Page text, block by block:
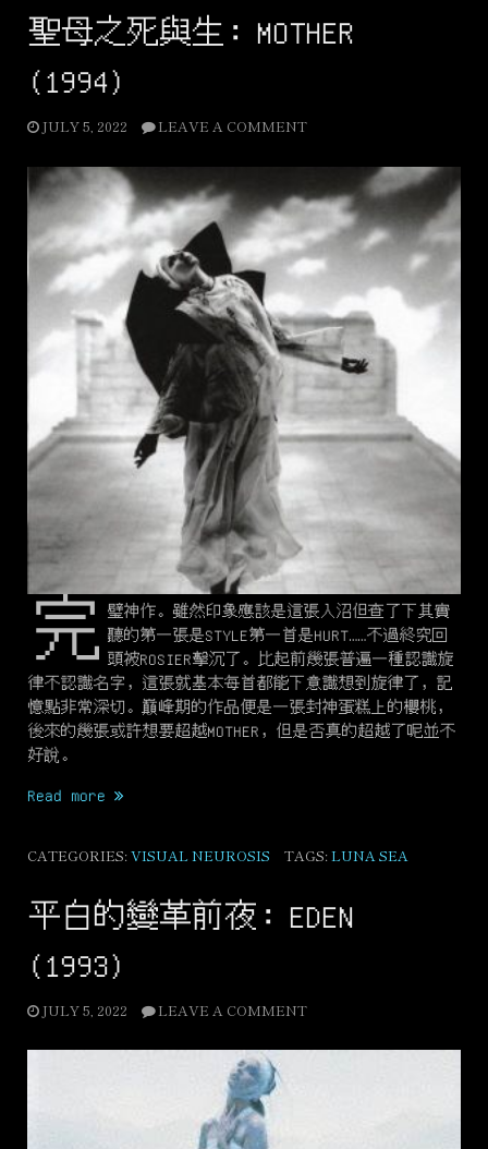
STYLE
聖母之死與生：MOTHER
(1994)
JULY 5, 2022 LEAVE A COMMENT
完 璧神作。雖然印象應該是這張入沼但查了下其實
聽的第一張是STYLE第一首是HURT……不過終究回
頭被ROSIER擊沉了。比起前幾張普遍一種認識旋
律不認識名字，這張就基本每首都能下意識想到旋律了，記
憶點非常深切。巔峰期的作品便是一張封神蛋糕上的櫻桃，
後來的幾張或許想要超越MOTHER，但是否真的超越了呢並不
好說。
Read more “聖
死
生：
(1994)”
CATEGORIES:VISUAL NEUROSIS TAGS:LUNA SEA
平白的變革前夜：EDEN
(1993)
JULY 5, 2022 LEAVE A COMMENT